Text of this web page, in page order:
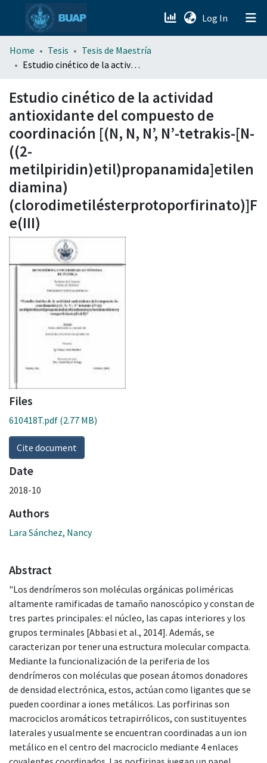
Log In (current)
menu.section.about_menu
Home Tesis
Tesis de Maestría
Estudio cinético de la actividad antioxidante del compuesto de coordinación [(N, N, N’, N’-tetrakis-[N-((2-metilpiridin)etil)propanamida]etilendiamina)(clorodimetilésterprotoporfirinato)]Fe(III)
Estudio cinético de la actividad
antioxidante del compuesto de
coordinación [(N, N, N’, N’-tetrakis-[N-
((2-
metilpiridin)etil)propanamida]etilen
diamina)
(clorodimetilésterprotoporfirinato)]F
e(III)
Files
610418T.pdf (2.77 MB)
Cite document
Date
2018-10
Authors
Lara Sánchez, Nancy
Abstract
"Los dendrímeros son moléculas orgánicas poliméricas
altamente ramificadas de tamaño nanoscópico y constan de
tres partes principales: el núcleo, las capas interiores y los
grupos terminales [Abbasi et al., 2014]. Además, se
caracterizan por tener una estructura molecular compacta.
Mediante la funcionalización de la periferia de los
dendrímeros con moléculas que posean átomos donadores
de densidad electrónica, estos, actúan como ligantes que se
pueden coordinar a iones metálicos. Las porfirinas son
macrociclos aromáticos tetrapirrólicos, con sustituyentes
laterales y usualmente se encuentran coordinadas a un ion
metálico en el centro del macrociclo mediante 4 enlaces